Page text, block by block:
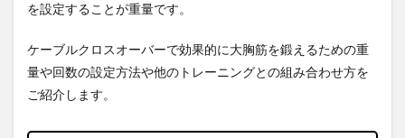
を設定することが重量です。
ケーブルクロスオーバーで効果的に大胸筋を鍛えるための重
量や回数の設定方法や他のトレーニングとの組み合わせ方を
ご紹介します。